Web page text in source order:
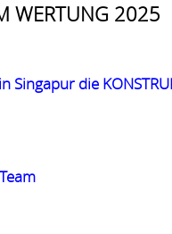
WERTUNG 2025
Singapur die